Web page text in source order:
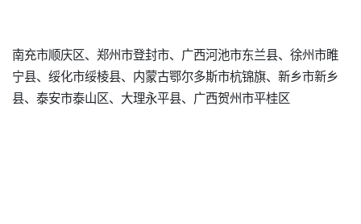
南充市顺庆区、郑州市登封市、广西河池市东兰县、徐州市睢
宁县、绥化市绥棱县、内蒙古鄂尔多斯市杭锦旗、新乡市新乡
县、泰安市泰山区、大理永平县、广西贺州市平桂区